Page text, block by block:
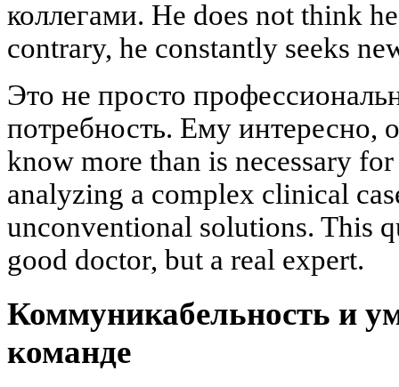
коллегами. He does not think
contrary, he constantly seeks
Это не просто
потребность. Ему интересно,
know more than is necessary
analyzing a complex clinical
unconventional solutions. This
good doctor, but a real expert.
Коммуникабельность и
команде